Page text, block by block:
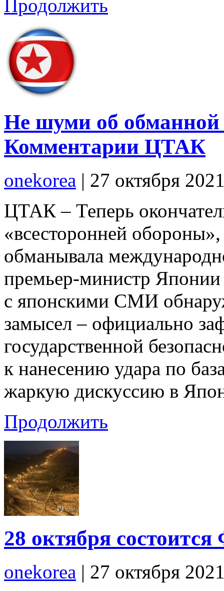
Продолжить
Не шуми об обманной
Комментарии ЦТАК
onekorea | 27 октября
ЦТАК – Теперь
«всесторонней
обманывала
премьер-министр
с японскими СМИ
замысел – официально
государственной
к нанесению удара по
жаркую дискуссию в
Продолжить
28 октября
onekorea | 27 октября